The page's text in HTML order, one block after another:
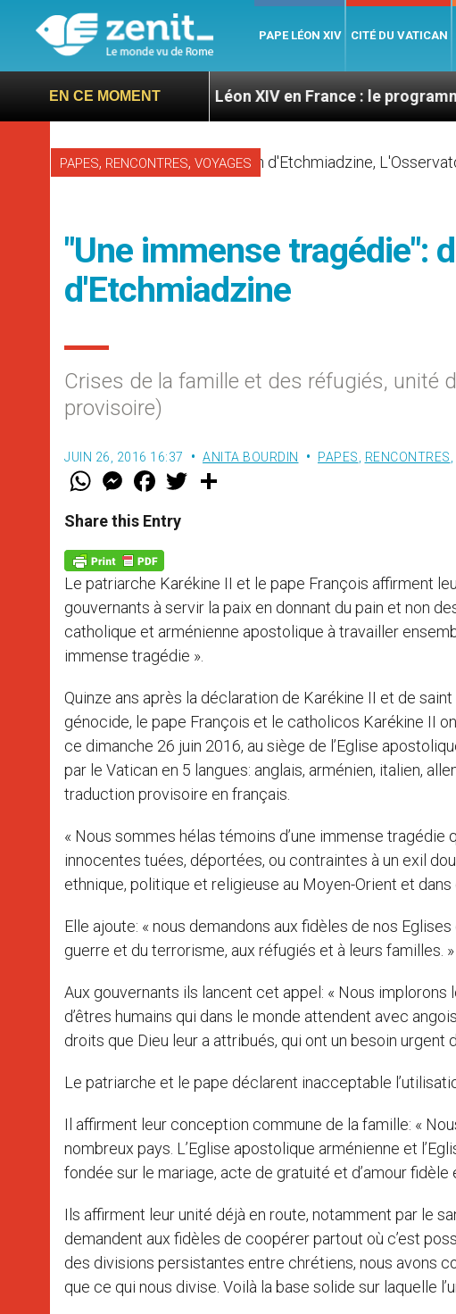
PAPE LÉON XIV CITÉ DU VATICAN
EN CE MOMENTLéon XIV en France : le programme détaillé
PAPES, RENCONTRES, VOYAGES
"Une immense tragédie":
d'Etchmiadzine
Crises de la famille et des réfugiés, unité
provisoire)
JUIN 26, 2016 16:37 ANITA BOURDIN PAPES RENCONTRES
W
t
s
p
p
M
e
s
e
g
e
r
F
a
e
b
o
k
w
Share this Entry
Le patriarche Karékine II et le pape François affirment
gouvernants à servir la paix en donnant du pain et non
catholique et arménienne apostolique à travailler
immense tragédie ».
Quinze ans après la déclaration de Karékine II et de saint
génocide, le pape François et le catholicos Karékine II
ce dimanche 26 juin 2016, au siège de l’Eglise
par le Vatican en 5 langues: anglais, arménien, italien,
traduction provisoire en français.
« Nous sommes hélas témoins d’une immense tragédie
innocentes tuées, déportées, ou contraintes à un exil
ethnique, politique et religieuse au Moyen-Orient et dans
Elle ajoute: « nous demandons aux fidèles de nos
guerre et du terrorisme, aux réfugiés et à leurs familles. »
Aux gouvernants ils lancent cet appel: « Nous
d’êtres humains qui dans le monde attendent avec
droits que Dieu leur a attribués, qui ont un besoin urgent
Le patriarche et le pape déclarent inacceptable
Il affirment leur conception commune de la famille: «
nombreux pays. L’Eglise apostolique arménienne et
fondée sur le mariage, acte de gratuité et d’amour
Ils affirment leur unité déjà en route, notamment par le
demandent aux fidèles de coopérer partout où c’est
des divisions persistantes entre chrétiens, nous avons
que ce qui nous divise. Voilà la base solide sur laquelle